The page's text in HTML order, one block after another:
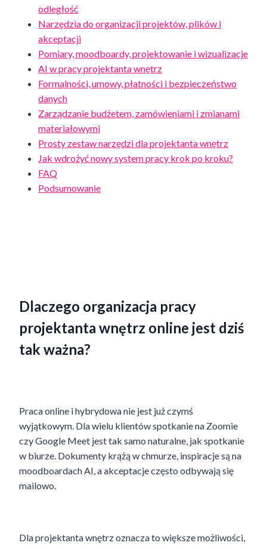
odległość
Narzędzia do organizacji projektów, plików i
akceptacji
Pomiary, moodboardy, projektowanie i wizualizacje
AI w pracy projektanta wnętrz
Formalności, umowy, płatności i bezpieczeństwo
danych
Zarządzanie budżetem, zamówieniami i zmianami
materiałowymi
Prosty zestaw narzędzi dla projektanta wnętrz
Jak wdrożyć nowy system pracy krok po kroku?
FAQ
Podsumowanie
Dlaczego organizacja pracy
projektanta wnętrz online jest dziś
tak ważna?
Praca online i hybrydowa nie jest już czymś
wyjątkowym. Dla wielu klientów spotkanie na Zoomie
czy Google Meet jest tak samo naturalne, jak spotkanie
w biurze. Dokumenty krążą w chmurze, inspiracje są na
moodboardach AI, a akceptacje często odbywają się
mailowo.
Dla projektanta wnętrz oznacza to większe możliwości,